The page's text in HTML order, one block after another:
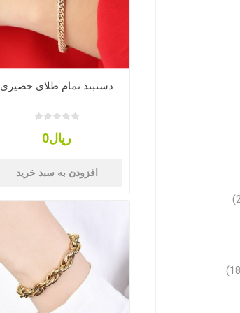
دستبند تمام طلای حصیری
ریال0
افزودن به سبد خرید